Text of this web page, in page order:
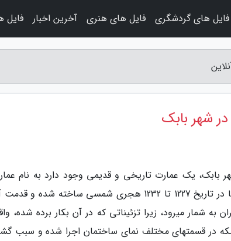
شهر بابک
بابک، یک عمارت تاریخی و قدیمی وجود دارد به نام
موسی خانی که قدمت آن به دوران قاجار بر می گردد. این بنا در تاریخ 1227 تا 1232 هجری شمسی ساخته شده و
ایران به شمار میرود، زیرا تزئیناتی که در آن بکار برده شده،
در قسمتهای مختلف نمای ساختمان اجرا شده و سبب
فایل های گردشگری فایل های هنری آخرین اخبار فایل